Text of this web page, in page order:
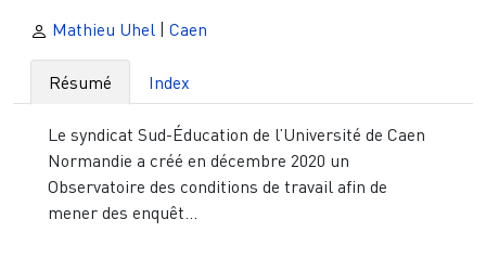
Mathieu Uhel | Caen
Résumé Index
Le syndicat Sud-Éducation de l’Université de Caen
Normandie a créé en décembre 2020 un
Observatoire des conditions de travail afin de
mener des enquêt...